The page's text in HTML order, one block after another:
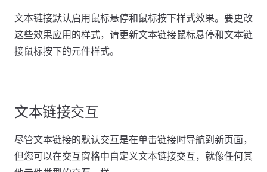
文本链接默认启用鼠标悬停和鼠标按下样式效果。要更改
这些效果应用的样式，请更新文本链接鼠标悬停和文本链
接鼠标按下的元件样式。
文本链接交互
尽管文本链接的默认交互是在单击链接时导航到新页面，
但您可以在交互窗格中自定义文本链接交互，就像任何其